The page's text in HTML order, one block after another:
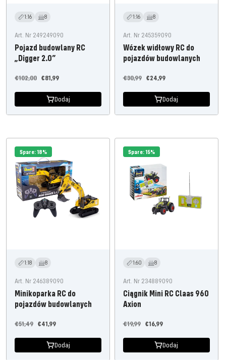
1:16 8
Art. Nr 249249090
Pojazd budowlany RC
„Digger 2.0”
Oferta
€81,99
Cena
€102,00
Dodaj
1:16 8
Art. Nr 245359090
Wózek widłowy RC do
pojazdów budowlanych
Oferta
€24,99
Cena
€30,99
Dodaj
Spare: 18%
1:18 8
Art. Nr 246389090
Minikoparka RC do
pojazdów budowlanych
Oferta
€41,99
Cena
€51,49
Dodaj
Spare: 15%
1:60 8
Art. Nr 234889090
Ciągnik Mini RC Claas 960
Axion
Oferta
€16,99
Cena
€19,99
Dodaj